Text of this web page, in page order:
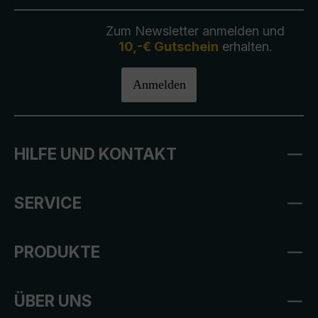
Zum Newsletter anmelden und
10,-€ Gutschein erhalten.
Anmelden
HILFE UND KONTAKT
SERVICE
PRODUKTE
ÜBER UNS